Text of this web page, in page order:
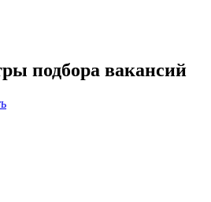
подбора вакансий